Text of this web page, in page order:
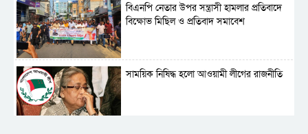
বিএনপি নেতার উপর সন্ত্রাসী হামলার প্রতিবাদে
বিক্ষোভ মিছিল ও প্রতিবাদ সমাবেশ
সাময়িক নিষিদ্ধ হলো আওয়ামী লীগের রাজনীতি